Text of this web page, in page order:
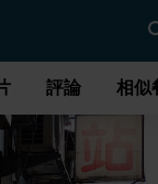
評論 相似